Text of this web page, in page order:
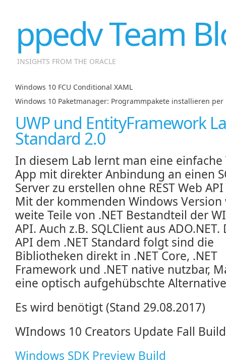
ppedv Team
INSIGHTS FROM THE ORACLE
Windows 10 FCU Conditional XAML
Windows 10 Paketmanager: Programmpakete installieren per
UWP und EntityFramework
Standard 2.0
In diesem Lab lernt man eine einfache
App mit direkter Anbindung an einen
Server zu erstellen ohne REST Web
Mit der kommenden Windows
weite Teile von .NET Bestandteil der
API. Auch z.B. SQLClient aus ADO.NET.
API dem .NET Standard folgt sind die
Bibliotheken direkt in .NET Core, .NET
Framework und .NET native nutzbar,
eine optisch aufgehübschte Alternative
Es wird benötigt (Stand 29.08.2017)
WIndows 10 Creators Update Fall
Windows SDK Preview Build